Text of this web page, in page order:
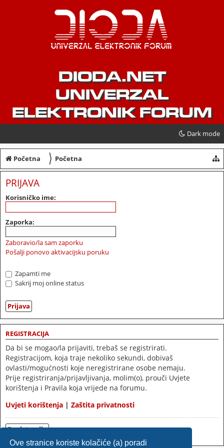
Ove stranice koriste kolačiće (a) poradi
DIODA.NET
UNIVERZAL
ELEKTRONIK FORUM
Dark mode
Početna 〉 Početna
PRIJAVA
Korisničko ime:
Zaporka:
Zaboravio/la sam zaporku
Pošalji ponovo aktivacijsku poruku
Zapamti me
Sakrij moj online status
REGISTRACIJA
Da bi se mogao/la prijaviti, trebaš se registrirati.
Registracijom, koja traje nekoliko sekundi, dobivaš
ovlasti/mogućnosti koje neregistrirane osobe nemaju.
Prije registriranja/prijavljivanja, molim(o), prouči Uvjete
korištenja i Pravila koja vrijede na forumu.
Uvjeti korištenja | Zaštita privatnosti
Registracija